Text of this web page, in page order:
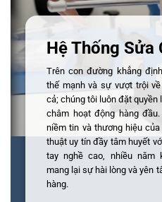
Hệ Thống Sửa
Trên con đường khẳng
thế mạnh và sự vượt trội
cả; chúng tôi luôn đặt quyền
châm hoạt động hàng
niềm tin và thương hiệu
thuật uy tín đầy tâm huyết
tay nghề cao, nhiều năm
mang lại sự hài lòng và yên
hàng.